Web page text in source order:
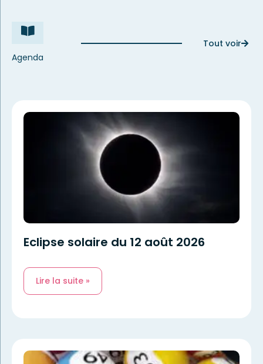
Agenda
Tout voir
Eclipse solaire du 12 août 2026
Lire la suite »